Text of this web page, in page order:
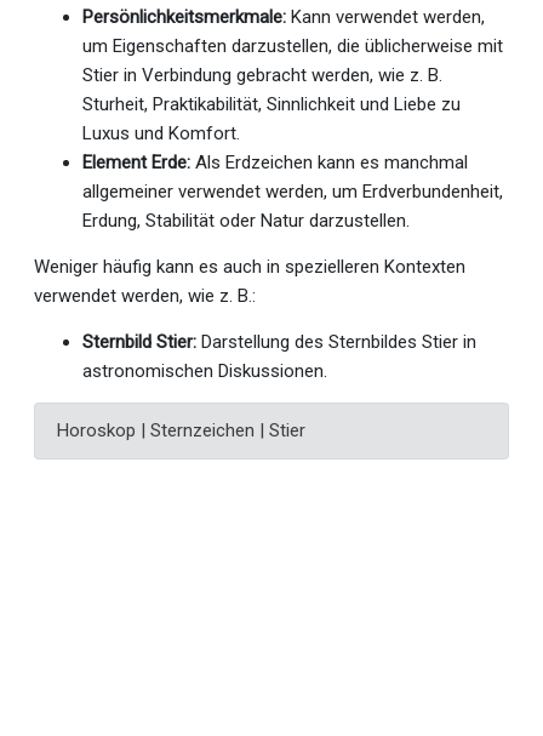
Persönlichkeitsmerkmale: Kann verwendet werden,
um Eigenschaften darzustellen, die üblicherweise mit
Stier in Verbindung gebracht werden, wie z. B.
Sturheit, Praktikabilität, Sinnlichkeit und Liebe zu
Luxus und Komfort.
Element Erde: Als Erdzeichen kann es manchmal
allgemeiner verwendet werden, um Erdverbundenheit,
Erdung, Stabilität oder Natur darzustellen.
Weniger häufig kann es auch in spezielleren Kontexten
verwendet werden, wie z. B.:
Sternbild Stier: Darstellung des Sternbildes Stier in
astronomischen Diskussionen.
Horoskop | Sternzeichen | Stier